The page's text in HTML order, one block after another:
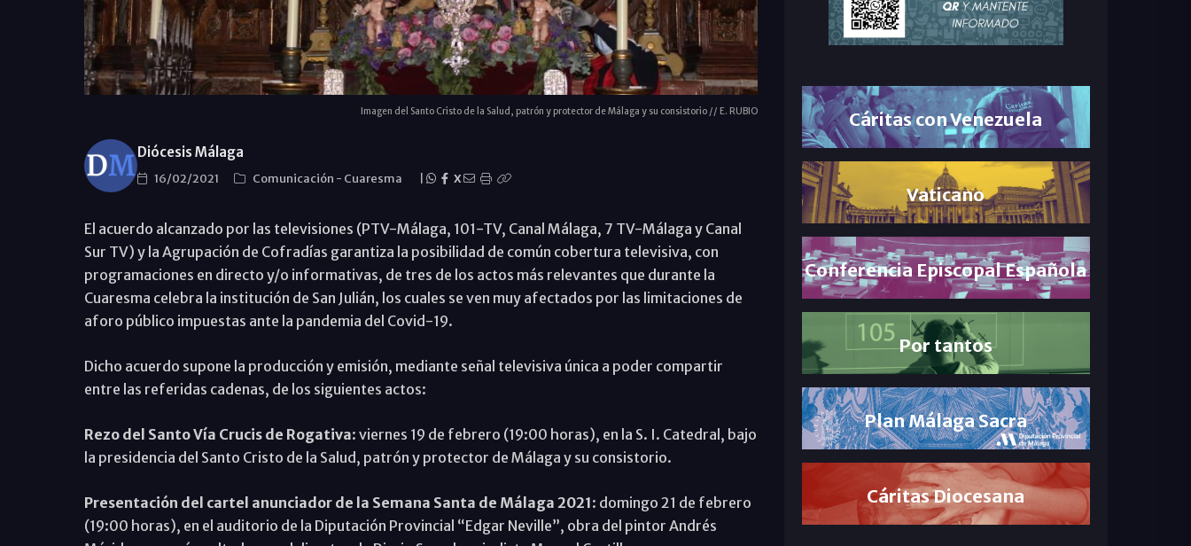
Imagen del Santo Cristo de la Salud, patrón y protector de Málaga y su consistorio // E. RUBIO
Diócesis Málaga
16/02/2021 Comunicación - Cuaresma X
El acuerdo alcanzado por las televisiones (PTV-Málaga, 101-TV, Canal Málaga, 7 TV-Málaga y Canal
Sur TV) y la Agrupación de Cofradías garantiza la posibilidad de común cobertura televisiva, con
programaciones en directo y/o informativas, de tres de los actos más relevantes que durante la
Cuaresma celebra la institución de San Julián, los cuales se ven muy afectados por las limitaciones de
aforo público impuestas ante la pandemia del Covid-19.
Dicho acuerdo supone la producción y emisión, mediante señal televisiva única a poder compartir
entre las referidas cadenas, de los siguientes actos:
Rezo del Santo Vía Crucis de Rogativa: viernes 19 de febrero (19:00 horas), en la S. I. Catedral, bajo
la presidencia del Santo Cristo de la Salud, patrón y protector de Málaga y su consistorio.
Presentación del cartel anunciador de la Semana Santa de Málaga 2021: domingo 21 de febrero
(19:00 horas), en el auditorio de la Diputación Provincial “Edgar Neville”, obra del pintor Andrés
Cáritas con Venezuela
Vaticano
Conferencia Episcopal Española
Por tantos
Plan Málaga Sacra
Cáritas Diocesana